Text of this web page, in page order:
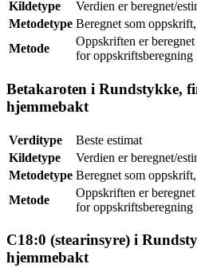
Kildetype
Verdien er beregnet/
Metodetype Beregnet som
Metode
Oppskriften er
for oppskriftsberegning
Betakaroten i Rundstykke,
hjemmebakt
Verditype
Beste estimat
Kildetype
Verdien er beregnet/
Metodetype Beregnet som
Metode
Oppskriften er
for oppskriftsberegning
C18:0 (stearinsyre) i
hjemmebakt